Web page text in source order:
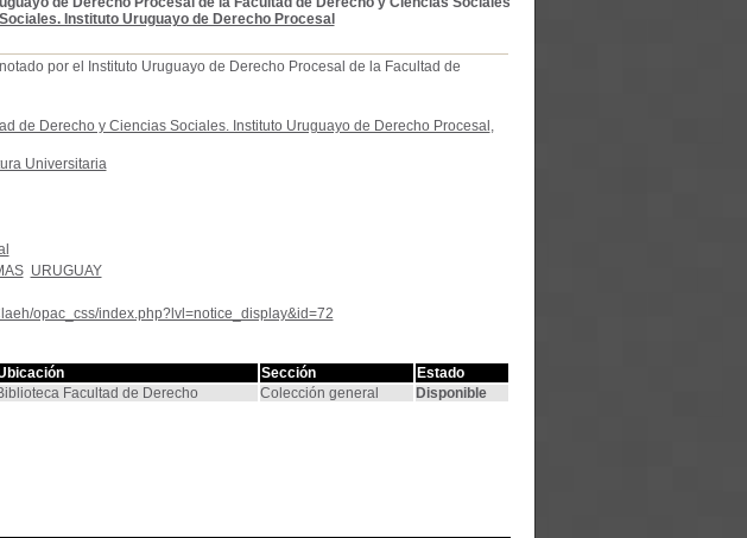
Instituto Uruguayo de Derecho Procesal
por el Instituto Uruguayo de Derecho Procesal de la Facultad de
de Derecho y Ciencias Sociales. Instituto Uruguayo de Derecho Procesal ,
Universitaria
URUGUAY
opac_css/index.php?lvl=notice_display&id=72
Sección
Estado
Facultad de Derecho Colección general Disponible